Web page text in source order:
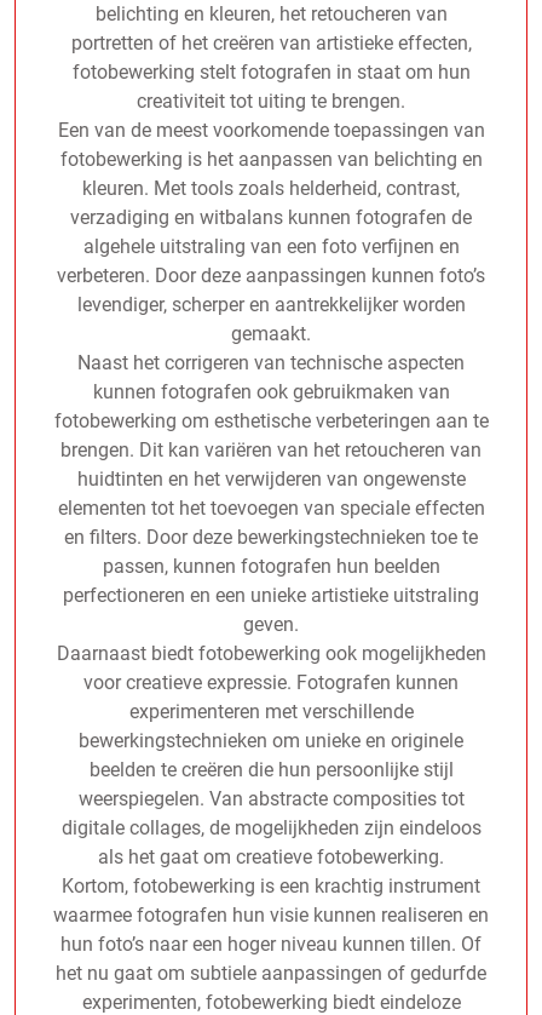
belichting en kleuren, het retoucheren van
portretten of het creëren van artistieke effecten,
fotobewerking stelt fotografen in staat om hun
creativiteit tot uiting te brengen.
Een van de meest voorkomende toepassingen van
fotobewerking is het aanpassen van belichting en
kleuren. Met tools zoals helderheid, contrast,
verzadiging en witbalans kunnen fotografen de
algehele uitstraling van een foto verfijnen en
verbeteren. Door deze aanpassingen kunnen foto’s
levendiger, scherper en aantrekkelijker worden
gemaakt.
Naast het corrigeren van technische aspecten
kunnen fotografen ook gebruikmaken van
fotobewerking om esthetische verbeteringen aan te
brengen. Dit kan variëren van het retoucheren van
huidtinten en het verwijderen van ongewenste
elementen tot het toevoegen van speciale effecten
en filters. Door deze bewerkingstechnieken toe te
passen, kunnen fotografen hun beelden
perfectioneren en een unieke artistieke uitstraling
geven.
Daarnaast biedt fotobewerking ook mogelijkheden
voor creatieve expressie. Fotografen kunnen
experimenteren met verschillende
bewerkingstechnieken om unieke en originele
beelden te creëren die hun persoonlijke stijl
weerspiegelen. Van abstracte composities tot
digitale collages, de mogelijkheden zijn eindeloos
als het gaat om creatieve fotobewerking.
Kortom, fotobewerking is een krachtig instrument
waarmee fotografen hun visie kunnen realiseren en
hun foto’s naar een hoger niveau kunnen tillen. Of
het nu gaat om subtiele aanpassingen of gedurfde
experimenten, fotobewerking biedt eindeloze